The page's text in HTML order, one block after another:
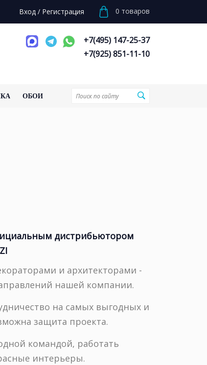
Вход / Регистрация 0 товаров
+7(495) 147-25-37
+7(925) 851-11-10
ОБОИ
дистрибьютором
и архитекторами -
нашей компании.
на самых выгодных и
защита проекта.
командой, работать
интерьеры.